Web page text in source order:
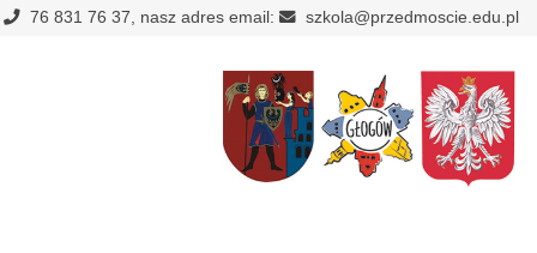
76 831 76 37, nasz adres email: szkola@przedmoscie.edu.pl